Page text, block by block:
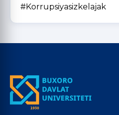
#Korrupsiyasizkelajak